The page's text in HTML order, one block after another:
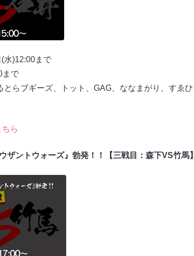
水)12:00まで
まで
とらブギーズ、トット、GAG、ななまがり、すゑ
ちら
ザントウォーズ』勃発！！【三戦目：森下VS竹馬】